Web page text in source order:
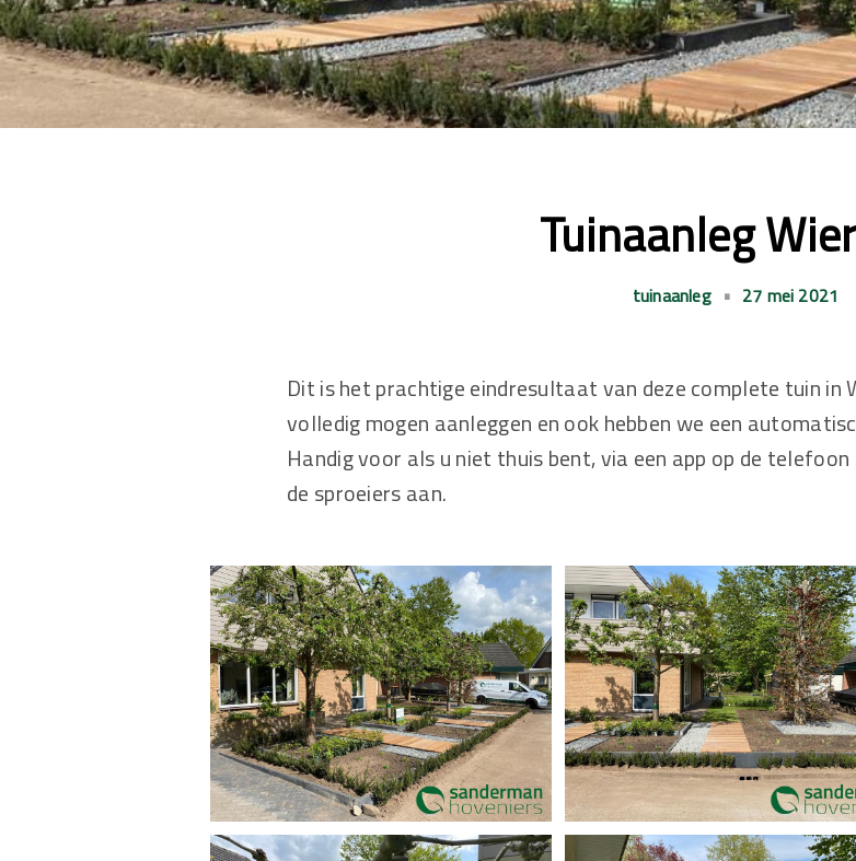
Tuinaanleg
tuinaanleg • 27 mei 2021
Dit is het prachtige eindresultaat van deze complete tuin in
volledig mogen aanleggen en ook hebben we een
Handig voor als u niet thuis bent, via een app op de
de sproeiers aan.